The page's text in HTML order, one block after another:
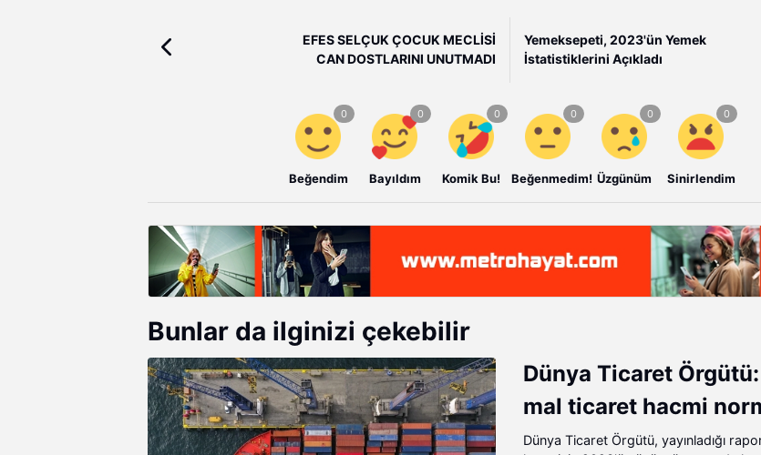
EFES SELÇUK ÇOCUK MECLİSİ
CAN DOSTLARINI UNUTMADI
Yemeksepeti, 2023'ün Yemek
İstatistiklerini Açıkladı
Beğendim Bayıldım Komik Bu! Beğenmedim! Üzgünüm Sinirlendim
Bunlar da ilginizi çekebilir
Dünya Ticaret
mal ticaret hacmi
dönüyor
Dünya Ticaret Örgütü, yayınladığı